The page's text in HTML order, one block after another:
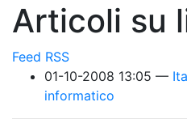
Articoli su
Feed RSS
01-10-2008 13:05
informatico